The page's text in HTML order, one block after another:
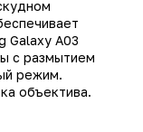
Galaxy A03
с размытием
режим.
объектива.
UNISoC